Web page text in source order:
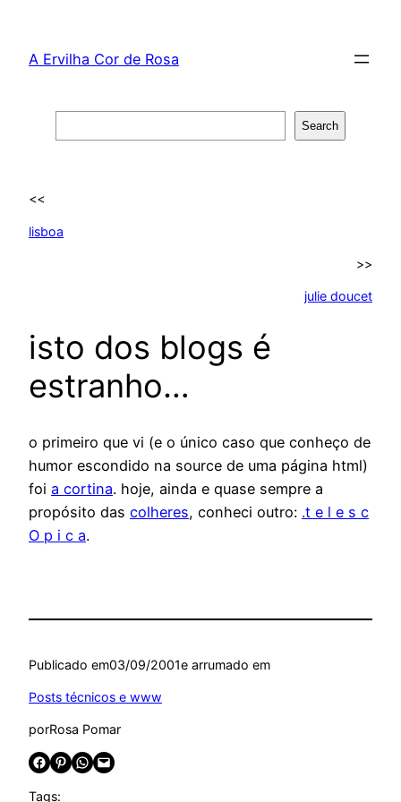
content
A Ervilha Cor de Rosa
Search
<<
lisboa
>>
julie doucet
isto dos blogs é
estranho…
o primeiro que vi (e o único caso que conheço de
humor escondido na source de uma página html)
foi a cortina. hoje, ainda e quase sempre a
propósito das colheres, conheci outro: .t e l e s c
O p i c a.
Publicado em03/09/2001e arrumado em
Posts técnicos e www
porRosa Pomar
Share on Facebook Share on Pinterest Share on WhatsApp Email this Page
Tags: